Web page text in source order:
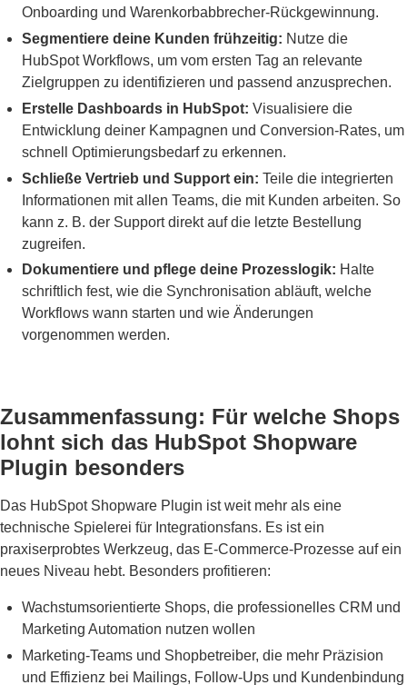
Onboarding und Warenkorbabbrecher-Rückgewinnung.
Segmentiere deine Kunden frühzeitig: Nutze die
HubSpot Workflows, um vom ersten Tag an relevante
Zielgruppen zu identifizieren und passend anzusprechen.
Erstelle Dashboards in HubSpot: Visualisiere die
Entwicklung deiner Kampagnen und Conversion-Rates, um
schnell Optimierungsbedarf zu erkennen.
Schließe Vertrieb und Support ein: Teile die integrierten
Informationen mit allen Teams, die mit Kunden arbeiten. So
kann z. B. der Support direkt auf die letzte Bestellung
zugreifen.
Dokumentiere und pflege deine Prozesslogik: Halte
schriftlich fest, wie die Synchronisation abläuft, welche
Workflows wann starten und wie Änderungen
vorgenommen werden.
Zusammenfassung: Für welche Shops
lohnt sich das HubSpot Shopware
Plugin besonders
Das HubSpot Shopware Plugin ist weit mehr als eine
technische Spielerei für Integrationsfans. Es ist ein
praxiserprobtes Werkzeug, das E-Commerce-Prozesse auf ein
neues Niveau hebt. Besonders profitieren:
Wachstumsorientierte Shops, die professionelles CRM und
Marketing Automation nutzen wollen
Marketing-Teams und Shopbetreiber, die mehr Präzision
und Effizienz bei Mailings, Follow-Ups und Kundenbindung